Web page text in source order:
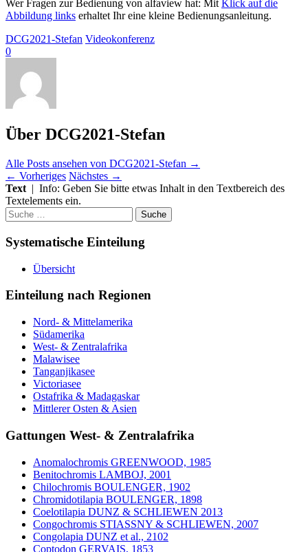
Wer Fragen zur Bedienung von alfaview hat: MitKlick auf die
Abbildung links erhaltet Ihr eine kleine Bedienungsanleitung.
DCG2021-Stefan Videokonferenz
0
Über DCG2021-Stefan
Alle Posts ansehen von DCG2021-Stefan →
← Vorheriges Nächstes →
Text | Info: Geben Sie bitte etwas Inhalt in den Textbereich des
Textelements ein.
Suche
nach:
Systematische Einteilung
Übersicht
Einteilung nach Regionen
Nord- & Mittelamerika
Südamerika
West- & Zentralafrika
Malawisee
Tanganjikasee
Victoriasee
Ostafrika & Madagaskar
Mittlerer Osten & Asien
Gattungen West- & Zentralafrika
Anomalochromis GREENWOOD, 1985
Benitochromis LAMBOJ, 2001
Chilochromis BOULENGER, 1902
Chromidotilapia BOULENGER, 1898
Coelotilapia DUNZ & SCHLIEWEN 2013
Congochromis STIASSNY & SCHLIEWEN, 2007
Congolapia DUNZ et al., 2102
Coptodon GERVAIS, 1853